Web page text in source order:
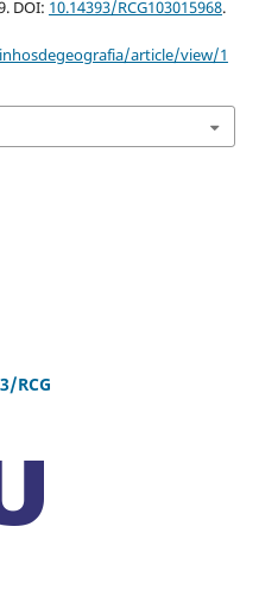
DOI: 10.14393/RCG103015968.
article/view/1
RCG